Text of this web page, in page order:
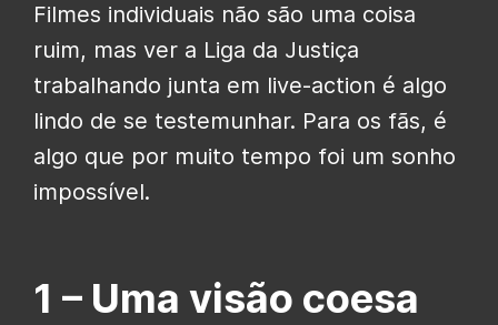
Filmes individuais não são uma coisa
ruim, mas ver a Liga da Justiça
trabalhando junta em live-action é algo
lindo de se testemunhar. Para os fãs, é
algo que por muito tempo foi um sonho
impossível.
1 – Uma visão coesa